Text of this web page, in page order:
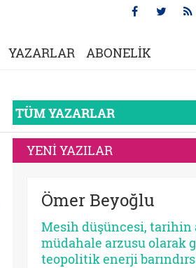
YAZARLAR ABONELİK
YENİ YAZILAR
Ömer Beyoğlu
Mesih düşüncesi, tarihin
müdahale arzusu olarak
teopolitik enerji